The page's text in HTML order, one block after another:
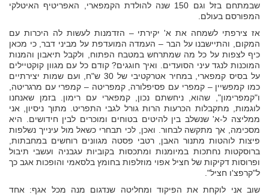
שבמתחם בזל וגם 150 שנה להולדת הקמפארי, האפריטיף האיטלקי
המפורסם בעולם.
אז צירפתי לשמחה את א' יקירתי – הזדמנות לעשות לה היכרות עם
המקום, והתיישבנו על הבר – העמדה המועדפת על מביני דבר, כי מכאן
כיף לצפות על כל מה שמתרחש במטבח הפתוח, ולקבל תיאבון והמנות
המוכנות לנגד עיני הסועדים. ואיך חוגגים? קודם כל עם מגוון קוקטיילים
על בסיס קמפארי, במחיר אטרקטיבי של 30 ש"ח, ועם שמות יצירתיים
כמו קמפשיין – קמפרי עם פסיפלורה, קמפריטה – קמפרי עם מרגריטה,
ו"קמפרימון", שהוא, ניחשתם נכון, קמפארי עם רימון. בזמן שאנחנו
לוגמות, מתקבלות הכרעות הרות גורל לגבי התפריט. מתוך ניסיון, אני
ממליצה ל-א' שנשלב בין להיטים בטוחים ומוכרים לבין חידושים. היא
מסכימה, אך מתקשה לבחור. ואכן, לכי תבחרי כשאל מול עינייך נשלפות
פיצות לוהטות מתנור האבן, רטבי פסטה מגוונים רוחשים במחבתות,
ברוסקטות נחתכות במיומנות ומתכסות בקוביות עגבניה ועשבי תיבול
ופרוסות דקיקות של חציל אפוי מוזלפות בחומץ בלסאמי והופכות אגב כך
ל"קרפצ'ו חציל".
שוב אני לוקחת את הפיקוד ומחליטה שנדגום מנה מכל אגף: אחד